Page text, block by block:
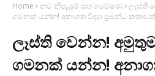
Home නව නිපැයුම් සහ ගවේෂණ ලෑස්ති
ගමනක් යන්න! අනාගත විද්‍යා ප‍්‍රබන්ධ
ලෑස්ති වෙන්න!
ගමනක් යන්න!